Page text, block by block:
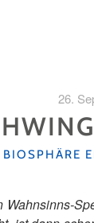
26.
BIOSPHÄRE